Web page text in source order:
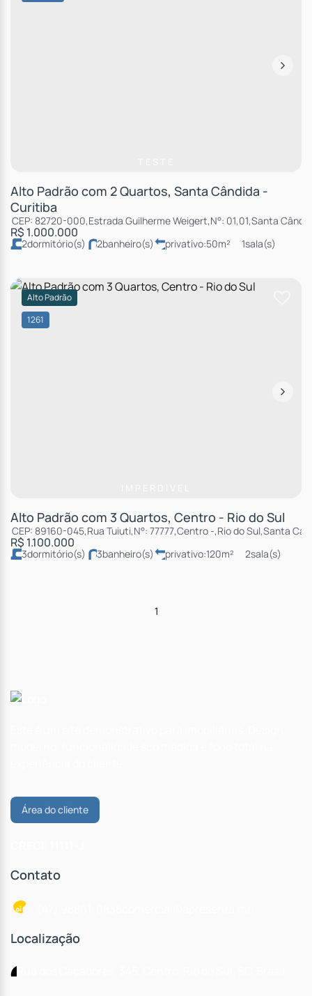
Alto Padrão com 2 Quartos, Santa Cândida -
Curitiba
R$ 1.000.000
CEP: 82720-000,Estrada Guilherme Weigert,N°: 01,01,Santa
2dormitório(s) 2banheiro(s) privativo:50m² 1sala(s)
1261
Alto Padrão
Alto Padrão com 3 Quartos, Centro - Rio do Sul
R$ 1.100.000
CEP: 89160-045,Rua Tuiuti,N°: 77777,Centro ,Rio do Sul,Santa
3dormitório(s) 3banheiro(s) privativo:120m² 2sala(s)
1
Área do cliente
Contato
Localização